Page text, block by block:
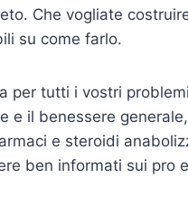
Che vogliate
su come farlo.
per tutti i vostri
e il benessere
e steroidi
ben informati sui pro